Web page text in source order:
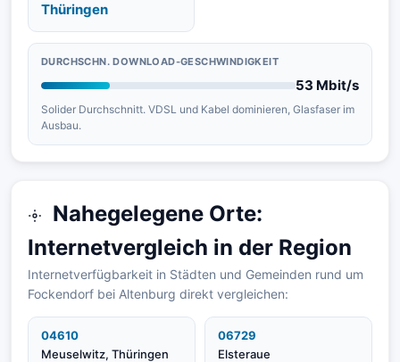
Thüringen
DURCHSCHN. DOWNLOAD-GESCHWINDIGKEIT
53 Mbit/s
Solider Durchschnitt. VDSL und Kabel dominieren, Glasfaser im
Ausbau.
Nahegelegene Orte:
Internetvergleich in der Region
Internetverfügbarkeit in Städten und Gemeinden rund um
Fockendorf bei Altenburg direkt vergleichen:
04610
Meuselwitz, Thüringen
06729
Elsteraue